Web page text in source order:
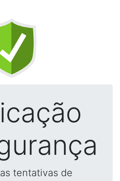
tentativas de